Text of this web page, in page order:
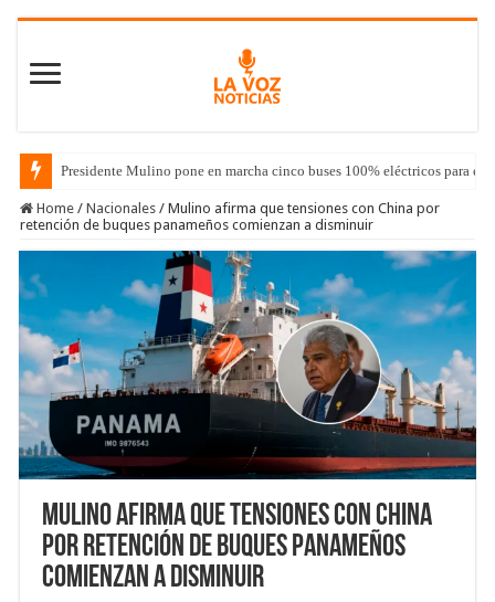
Presidente Mulino pone en marcha cinco buses 100% eléctricos para el
Home / Nacionales / Mulino afirma que tensiones con China por
retención de buques panameños comienzan a disminuir
Mulino afirma que tensiones con China
por retención de buques panameños
comienzan a disminuir